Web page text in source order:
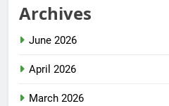
Archives
June 2026
April 2026
March 2026